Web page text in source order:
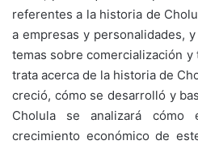
referentes a la historia de
a empresas y personalidades,
temas sobre comercialización y
trata acerca de la historia de
creció, cómo se desarrolló y
Cholula se analizará
crecimiento económico de